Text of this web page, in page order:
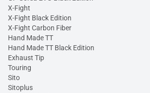
X-Fight
X-Fight Black Edition
X-Fight Carbon Fiber
Hand Made TT
Hand Made TT Black Edition
Exhaust Tip
Touring
Sito
Sitoplus